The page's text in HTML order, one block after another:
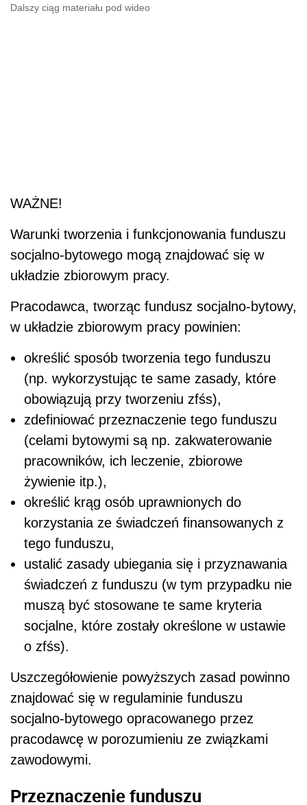
Dalszy ciąg materiału pod wideo
WAŻNE!
Warunki tworzenia i funkcjonowania funduszu
socjalno-bytowego mogą znajdować się w
układzie zbiorowym pracy.
Pracodawca, tworząc fundusz socjalno-bytowy,
w układzie zbiorowym pracy powinien:
określić sposób tworzenia tego funduszu
(np. wykorzystując te same zasady, które
obowiązują przy tworzeniu zfśs),
zdefiniować przeznaczenie tego funduszu
(celami bytowymi są np. zakwaterowanie
pracowników, ich leczenie, zbiorowe
żywienie itp.),
określić krąg osób uprawnionych do
korzystania ze świadczeń finansowanych z
tego funduszu,
ustalić zasady ubiegania się i przyznawania
świadczeń z funduszu (w tym przypadku nie
muszą być stosowane te same kryteria
socjalne, które zostały określone w ustawie
o zfśs).
Uszczegółowienie powyższych zasad powinno
znajdować się w regulaminie funduszu
socjalno-bytowego opracowanego przez
pracodawcę w porozumieniu ze związkami
zawodowymi.
Przeznaczenie funduszu